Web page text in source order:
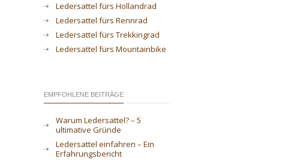
Ledersattel fürs Hollandrad
Ledersattel fürs Rennrad
Ledersattel fürs Trekkingrad
Ledersattel fürs Mountainbike
EMPFOHLENE BEITRÄGE
Warum Ledersattel? – 5
ultimative Gründe
Ledersattel einfahren – Ein
Erfahrungsbericht